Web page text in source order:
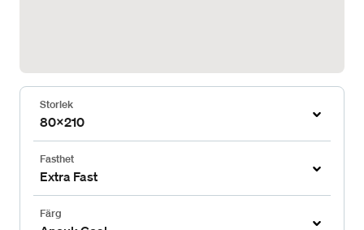
Storlek
80x210
Fasthet
Extra Fast
Färg